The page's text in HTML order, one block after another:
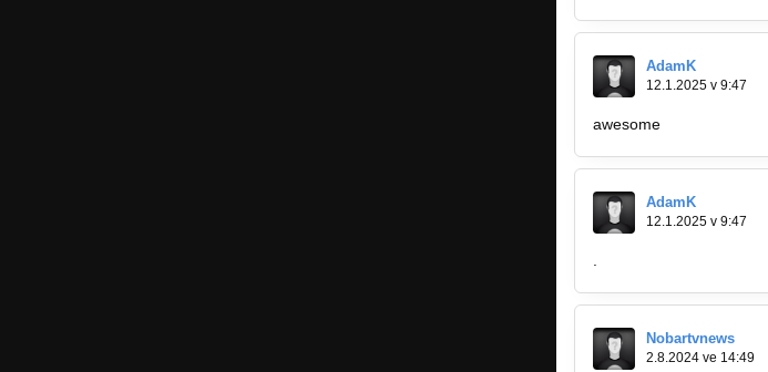
AdamK
12.1.2025 v 9:47
awesome
AdamK
12.1.2025 v 9:47
.
Nobartvnews
2.8.2024 ve 14:49